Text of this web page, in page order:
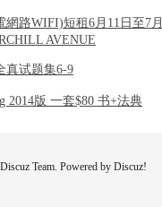
網路WIFI)短租6月11日至7月
AVENUE
真试题集6-9
2014版 一套$80 书+法典
Discuz Team. Powered by Discuz!